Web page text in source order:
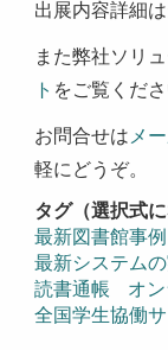
出展内容詳細
また弊社ソリ
ト をご覧くださ
お問合せはメ
軽にどうぞ。
タグ（選択式
最新図書館事例
最新システム
読書通帳
オ
全国学生協働